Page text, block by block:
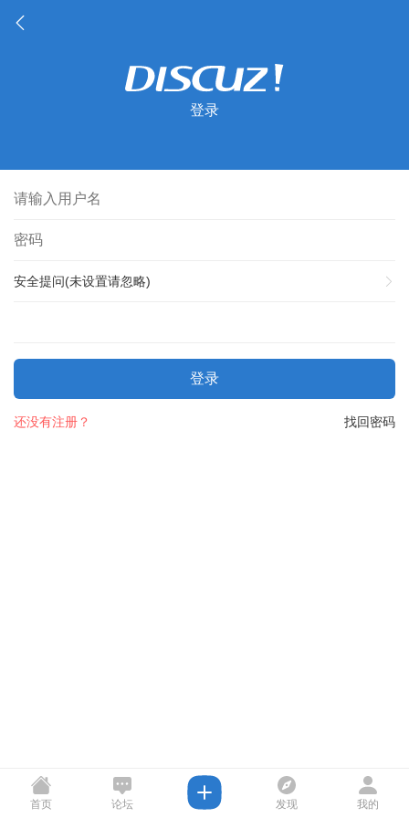
登录
安全提问(未设置请忽略)
登录
找回密码
还没有注册？
首页 论坛 发现 我的